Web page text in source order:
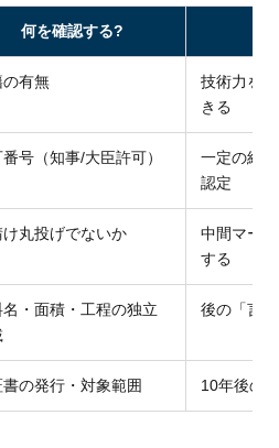
何を確認する?
の有無
技術力を
きる
号（知事/大臣許可）
一定の経
認定
け丸投げでないか
中間マー
する
・面積・工程の独立
後の「言
の発行・対象範囲 10年後の